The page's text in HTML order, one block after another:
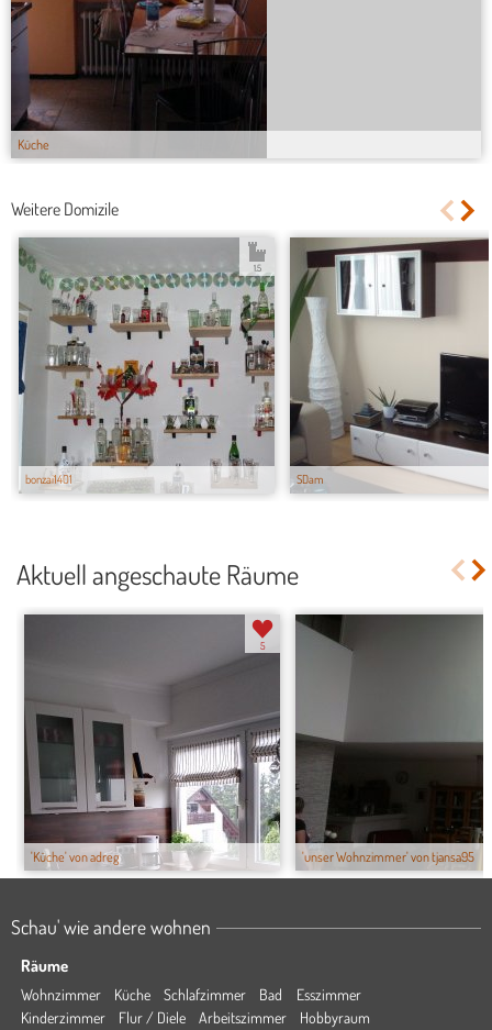
Küche
Weitere Domizile
bonzai1401
1.5
SDam
Aktuell angeschaute Räume
'Küche' von adreg
5
'unser Wohnzimmer' von tjansa95
Schau' wie andere wohnen
Räume
Wohnzimmer Küche Schlafzimmer Bad
Esszimmer
Kinderzimmer
Flur / Diele Arbeitszimmer
Hobbyraum